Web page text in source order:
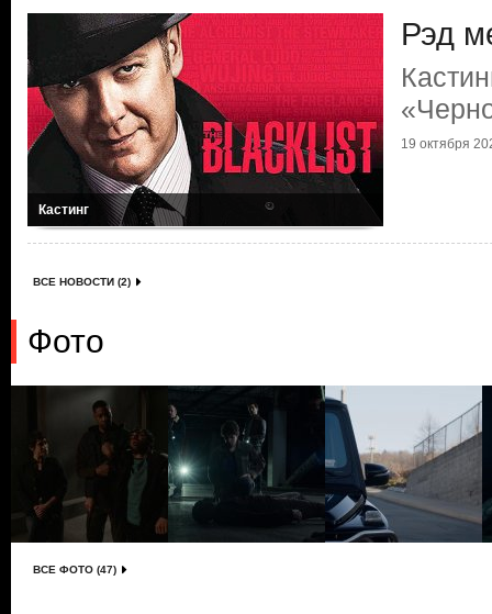
Кастинг
Рэд
19 октября
ВСЕ НОВОСТИ (2)
Фото
ВСЕ ФОТО (47)